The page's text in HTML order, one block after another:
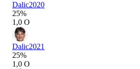
Dalic2020
25%
1,0 О
Dalic2021
25%
1,0 О